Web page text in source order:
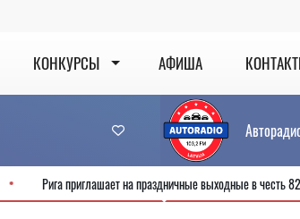
КОНКУРСЫ АФИША
Рига приглашает на праздничные